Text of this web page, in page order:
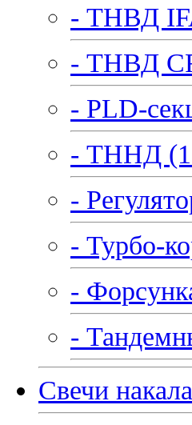
- ТНВД
- ТНВД
- PLD-
- ТННД
-
- Турбо-
-
-
Свечи